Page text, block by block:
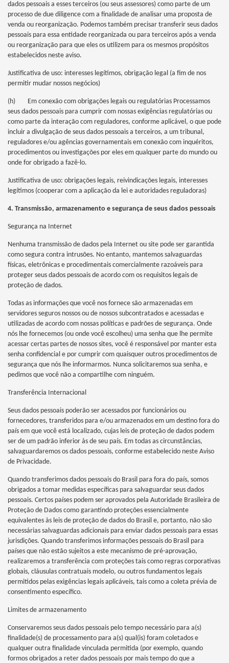
dados pessoais a esses terceiros (ou seus assessores) como parte de um
processo de due diligence com a finalidade de analisar uma proposta de
venda ou reorganização. Podemos também precisar transferir seus dados
pessoais para essa entidade reorganizada ou para terceiros após a venda
ou reorganização para que eles os utilizem para os mesmos propósitos
estabelecidos neste aviso.
Justificativa de uso: interesses legítimos, obrigação legal (a fim de nos
permitir mudar nossos negócios)
(h) Em conexão com obrigações legais ou regulatórias Processamos
seus dados pessoais para cumprir com nossas exigências regulatórias ou
como parte da interação com reguladores, conforme aplicável, o que pode
incluir a divulgação de seus dados pessoais a terceiros, a um tribunal,
reguladores e/ou agências governamentais em conexão com inquéritos,
procedimentos ou investigações por eles em qualquer parte do mundo ou
onde for obrigado a fazê-lo.
Justificativa de uso: obrigações legais, reivindicações legais, interesses
legítimos (cooperar com a aplicação da lei e autoridades reguladoras)
4. Transmissão, armazenamento e segurança de seus dados pessoais
Segurança na Internet
Nenhuma transmissão de dados pela Internet ou site pode ser garantida
como segura contra intrusões. No entanto, mantemos salvaguardas
físicas, eletrônicas e procedimentais comercialmente razoáveis para
proteger seus dados pessoais de acordo com os requisitos legais de
proteção de dados.
Todas as informações que você nos fornece são armazenadas em
servidores seguros nossos ou de nossos subcontratados e acessadas e
utilizadas de acordo com nossas políticas e padrões de segurança. Onde
nós lhe fornecemos (ou onde você escolheu) uma senha que lhe permite
acessar certas partes de nossos sites, você é responsável por manter esta
senha confidencial e por cumprir com quaisquer outros procedimentos de
segurança que nós lhe informarmos. Nunca solicitaremos sua senha, e
pedimos que você não a compartilhe com ninguém.
Transferência Internacional
Seus dados pessoais poderão ser acessados por funcionários ou
fornecedores, transferidos para e/ou armazenados em um destino fora do
país em que você está localizado, cujas leis de proteção de dados podem
ser de um padrão inferior às de seu país. Em todas as circunstâncias,
salvaguardaremos os dados pessoais, conforme estabelecido neste Aviso
de Privacidade.
Quando transferimos dados pessoais do Brasil para fora do país, somos
obrigados a tomar medidas específicas para salvaguardar seus dados
pessoais. Certos países podem ser aprovados pela Autoridade Brasileira de
Proteção de Dados como garantindo proteções essencialmente
equivalentes às leis de proteção de dados do Brasil e, portanto, não são
necessárias salvaguardas adicionais para enviar dados pessoais para essas
jurisdições. Quando transferimos informações pessoais do Brasil para
países que não estão sujeitos a este mecanismo de pré-aprovação,
realizaremos a transferência com proteções tais como regras corporativas
globais, cláusulas contratuais modelo, ou outros fundamentos legais
permitidos pelas exigências legais aplicáveis, tais como a coleta prévia de
consentimento específico.
Limites de armazenamento
Conservaremos seus dados pessoais pelo tempo necessário para a(s)
finalidade(s) de processamento para a(s) qual(is) foram coletados e
qualquer outra finalidade vinculada permitida (por exemplo, quando
formos obrigados a reter dados pessoais por mais tempo do que a